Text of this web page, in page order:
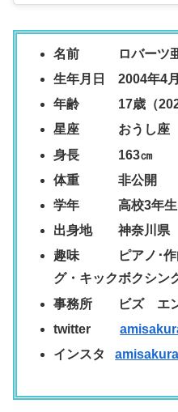
名前 ロバーツ亜
生年月日 2004年4
年齢 17歳（
星座 おうし座
身長 163㎝
体重 非公開
学年 高校3年生
出身地 神奈川県
趣味 ピアノ･作曲
グ・キックボクシン
事務所 ビズ エン
twitter
インスタ